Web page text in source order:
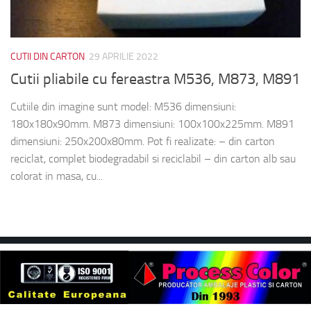
CUTII DIN CARTON 29 APRILIE 2022
Cutii pliabile cu fereastra M536, M873, M891
Cutiile din imagine sunt model: M536 dimensiuni:
180x180x90mm. M873 dimensiuni: 100x100x225mm. M891
dimensiuni: 250x200x80mm. Pot fi realizate: – din carton
reciclat, complet biodegradabil si reciclabil – din carton alb sau
colorat in masa, cu...